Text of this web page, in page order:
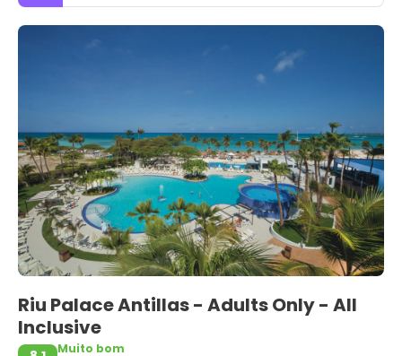
Riu Palace Antillas - Adults Only - All
Inclusive
Muito bom